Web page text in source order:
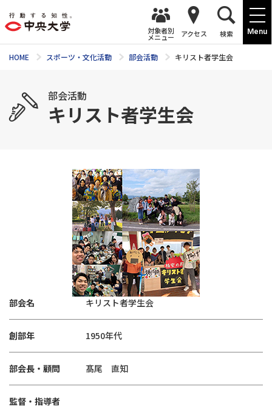
Menu
対象者別
メニュー アクセス 検索
HOME スポーツ・文化活動 部会活動 キリスト者学生会
部会活動
キリスト者学生会
部会名 キリスト者学生会
創部年 1950年代
部会長・顧問 髙尾 直知
監督・指導者